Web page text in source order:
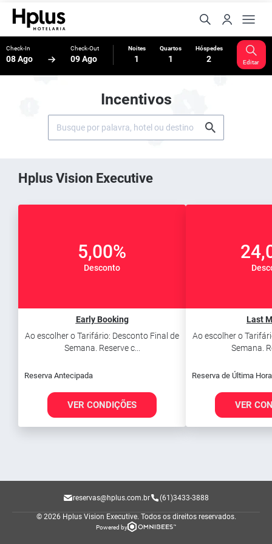
Check-In
08 Ago
Check-Out
09 Ago
Noites
1
Quartos
1
Hóspedes
2 Editar
Incentivos
Hplus Vision Executive
5,00%
Desconto
Early Booking
Ao escolher o Tarifário: Desconto Final de
Semana. Reserve c...
Reserva Antecipada
VER CONDIÇÕES
Last
Ao escolher o
Semana.
Reserva de Última Hora
VER
reservas@hplus.com.br (61)3433-3888
© 2026 Hplus Vision Executive. Todos os direitos reservados.
Powered by